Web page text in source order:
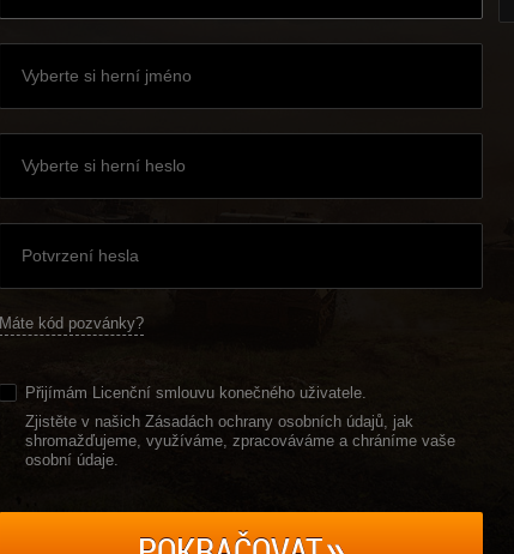
Máte kód pozvánky?
Přijímám Licenční smlouvu konečného uživatele.
Zjistěte v našich Zásadách ochrany osobních údajů, jak
shromažďujeme, využíváme, zpracováváme a chráníme vaše
osobní údaje.